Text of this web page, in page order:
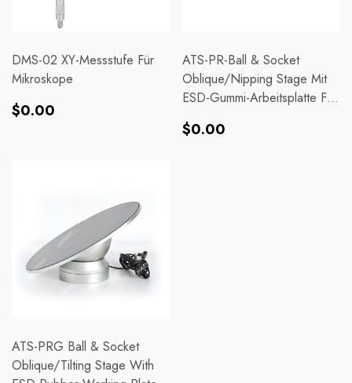
DMS-02 XY-Messstufe Für
Mikroskope
Normaler
$0.00
ATS-PR-Ball & Socket
Oblique/Nipping Stage Mit
ESD-Gummi-Arbeitsplatte Für
Normaler
$0.00
ATS-PRG Ball & Socket
Oblique/Tilting Stage With